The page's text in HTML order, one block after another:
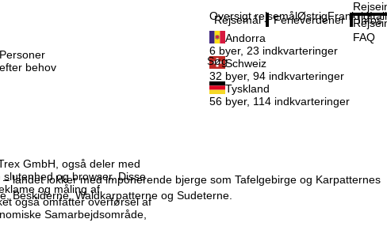
GmbH, også deler med
og browser. Disse
og måling af
også omfatter overførsel af
Samarbejdsområde,
Rejsemål
Oversigt rejsemålØstrigFrankrig
Andorra
6 byer, 23 indkvarteringer
Schweiz
32 byer, 94 indkvarteringer
Tyskland
56 byer, 114 indkvarteringer
Ferieverdener Infos
FAQ
Personer
efter behov
Søg
landet lokker med imponerende bjerge som Tafelgebirge og Karpatternes
Beskiderne, Waldkarpatterne og Sudeterne.